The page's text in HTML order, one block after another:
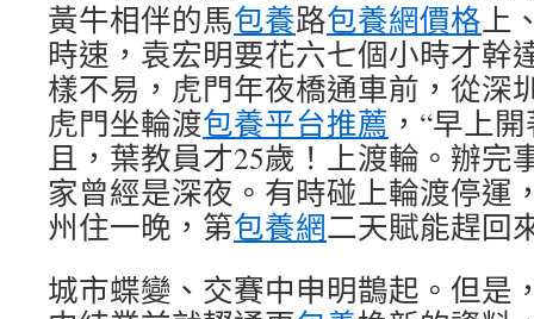
黃牛相伴的馬包養路包養網價格上
時速，袁宏明要花六七個小時才幹
樣不易，虎門年夜橋通車前，從深
虎門坐輪渡包養平台推薦 ，“早上
且，葉教員才25歲！上渡輪。辦完
家曾經是深夜。有時碰上輪渡停運
州住一晚，第包養網二天賦能趕回
城市蝶變、交賽中申明鵲起。但